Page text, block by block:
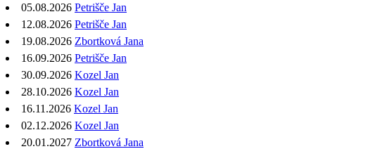
05.08.2026 Petrišče Jan
12.08.2026 Petrišče Jan
19.08.2026 Zbortková Jana
16.09.2026 Petrišče Jan
30.09.2026 Kozel Jan
28.10.2026 Kozel Jan
16.11.2026 Kozel Jan
02.12.2026 Kozel Jan
20.01.2027 Zbortková Jana